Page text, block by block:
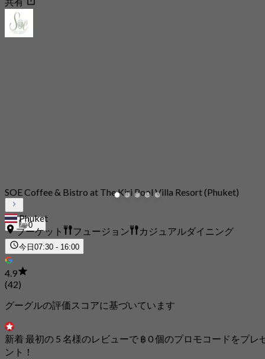
0
SOE Coffee & Bistro at The Kiri Pool Villa Resort (Phuket)
Phuket
プーケット
フュージョン カジュアルダイニング
今日 07:30 - 16:00
4.9
(42)
グーグルの評価スコアに基づいています
新着 最初の 5 名様のレビューで ฿ 0 個のプロモコードをプレ
ント！